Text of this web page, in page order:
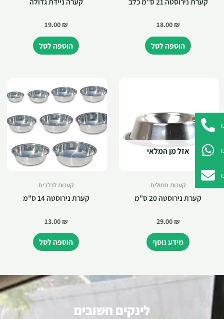
18.00₪
הוספה לסל
19.00₪
הוספה לסל
אזל מן המלאי
קערות חתולים
קערת נירוסטה 20 ס"מ
29.00₪
מידע נוסף
קערות לכלבים
קערת נירוסטה 14 ס"מ
13.00₪
הוספה לסל
לינקים חשובים